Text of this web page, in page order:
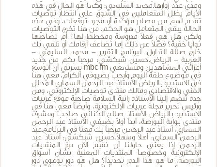
ومدى عدد زوارها.محمد السليمي: وكما هو الحال في هذه
الأيام يظل المتعاملين في السوق على انتظار توصيات
تقدم لهم من مصادر مؤكدة أو مجرد توقعات، وفي هذه
الحالة يبقى المتعامل هو الحكم. من هنا تخرج التوصيات
ولكن هل هي فعلاً مدروسة ومخطط لها؟ أم تصاحبها
نوايا خفية؟ فضلاً عن ذلك إما تضاعف أرقامك أو تلقي بك
خارج صالة التداول. لبرنامج التقرير - محمد السليمي -
العربية - الرياض.حسين شبكشي: مرحباً بكم من جديد
أعزائي المشاهدين ومستمعي mbc fm يسرني أن أتوسع
في موضوع حلقة اليوم وأرحب بضيوفي الكرام، معي هنا
في الاستديو بالرياض الأستاذ عبد الرحمن السماري المحلل
الفني والاقتصادي ومالك منتدى توصيات الإلكتروني، ومن
جدة تنضم إلينا الأستاذة رانية السلامة صاحبة موقع عربيات
ورئيس تحرير مجلة عربيات الإلكترونية، وأيضاً معي هنا في
الاستديو بالرياض الأستاذ صالح الكناني صاحب ومشرف
منتدى بوابة البورصة، أبدأ أولاً بضيفي الأستاذ عبد الرحمن
السماري، أستاذ عبد الرحمن مرحباً بك معنا في البرنامج.عبد
الرحمن السماري: أهلاً وسهلاً.حسين شبكشي: أستاذ عبد
الرحمن إذا يعني حاولنا أن نقيّم الآن دور المنتديات
الإلكترونية وخصوصاً المنتديات المعنية بشأن أسواق
البورصة، ما هو هذا الدور تحديداً؟ هل هو دور توعوي دور